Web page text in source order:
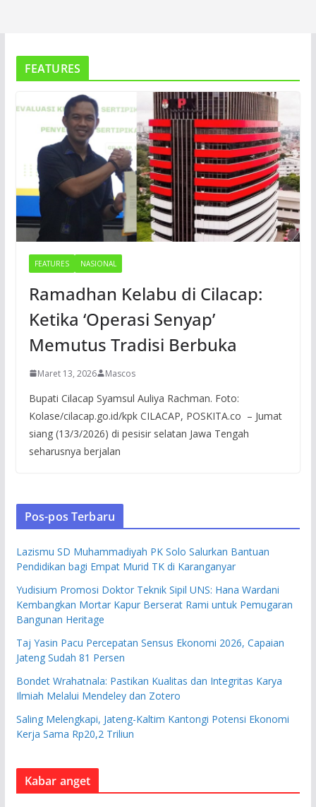
FEATURES
FEATURES NASIONAL
Ramadhan Kelabu di Cilacap:
Ketika ‘Operasi Senyap’
Memutus Tradisi Berbuka
Maret 13, 2026 Mascos
Bupati Cilacap Syamsul Auliya Rachman. Foto:
Kolase/cilacap.go.id/kpk CILACAP, POSKITA.co – Jumat
siang (13/3/2026) di pesisir selatan Jawa Tengah
seharusnya berjalan
Pos-pos Terbaru
Lazismu SD Muhammadiyah PK Solo Salurkan Bantuan
Pendidikan bagi Empat Murid TK di Karanganyar
Yudisium Promosi Doktor Teknik Sipil UNS: Hana Wardani
Kembangkan Mortar Kapur Berserat Rami untuk Pemugaran
Bangunan Heritage
Taj Yasin Pacu Percepatan Sensus Ekonomi 2026, Capaian
Jateng Sudah 81 Persen
Bondet Wrahatnala: Pastikan Kualitas dan Integritas Karya
Ilmiah Melalui Mendeley dan Zotero
Saling Melengkapi, Jateng-Kaltim Kantongi Potensi Ekonomi
Kerja Sama Rp20,2 Triliun
Kabar anget